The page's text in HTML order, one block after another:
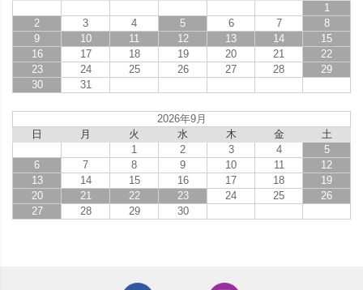
1
2
3 4 5 6 7
8
9
10 11 12 13 14
15
16
17 18 19 20 21
22
23
24 25 26 27 28
29
30
31
2026年9月
日
月 火 水 木 金
土
1
2 3 4
5
6
7 8 9 10 11
12
13
14 15 16 17 18
19
20
21 22 23 24 25
26
27
28 29 30